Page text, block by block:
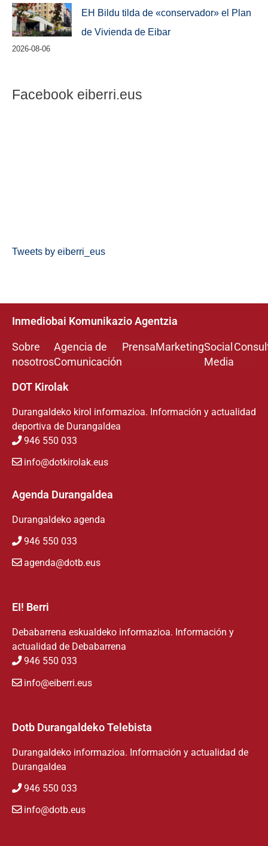
EH Bildu tilda de «conservador» el Plan
de Vivienda de Eibar
2026-08-06
Facebook eiberri.eus
Tweets by eiberri_eus
Inmediobai Komunikazio Agentzia
Sobre
nosotros
Agencia de
Comunicación
PrensaMarketingSocial
Media
DOT Kirolak
Durangaldeko kirol informazioa. Información y actualidad
deportiva de Durangaldea
946 550 033
info@dotkirolak.eus
Agenda Durangaldea
Durangaldeko agenda
946 550 033
agenda@dotb.eus
EI! Berri
Debabarrena eskualdeko informazioa. Información y
actualidad de Debabarrena
946 550 033
info@eiberri.eus
Dotb Durangaldeko Telebista
Durangaldeko informazioa. Información y actualidad de
Durangaldea
946 550 033
info@dotb.eus